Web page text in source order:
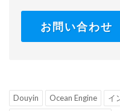
お問い合わせ
Douyin Ocean Engine イ